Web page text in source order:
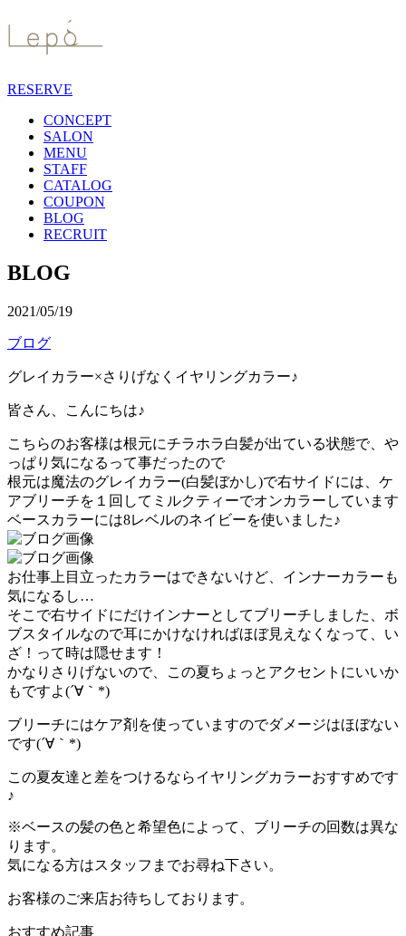
RESERVE
CONCEPT
SALON
MENU
STAFF
CATALOG
COUPON
BLOG
RECRUIT
BLOG
2021/05/19
ブログ
グレイカラー×さりげなくイヤリングカラー♪
皆さん、こんにちは♪
こちらのお客様は根元にチラホラ白髪が出ている状態で、や
っぱり気になるって事だったので
根元は魔法のグレイカラー(白髪ぼかし)で右サイドには、ケ
アブリーチを１回してミルクティーでオンカラーしています
ベースカラーには8レベルのネイビーを使いました♪
お仕事上目立ったカラーはできないけど、インナーカラーも
気になるし…
そこで右サイドにだけインナーとしてブリーチしました、ボ
ブスタイルなので耳にかけなければほぼ見えなくなって、い
ざ！って時は隠せます！
かなりさりげないので、この夏ちょっとアクセントにいいか
もですよ(´∀｀*)
ブリーチにはケア剤を使っていますのでダメージはほぼない
です(´∀｀*)
この夏友達と差をつけるならイヤリングカラーおすすめです
♪
※ベースの髪の色と希望色によって、ブリーチの回数は異な
ります。
気になる方はスタッフまでお尋ね下さい。
お客様のご来店お待ちしております。
おすすめ記事